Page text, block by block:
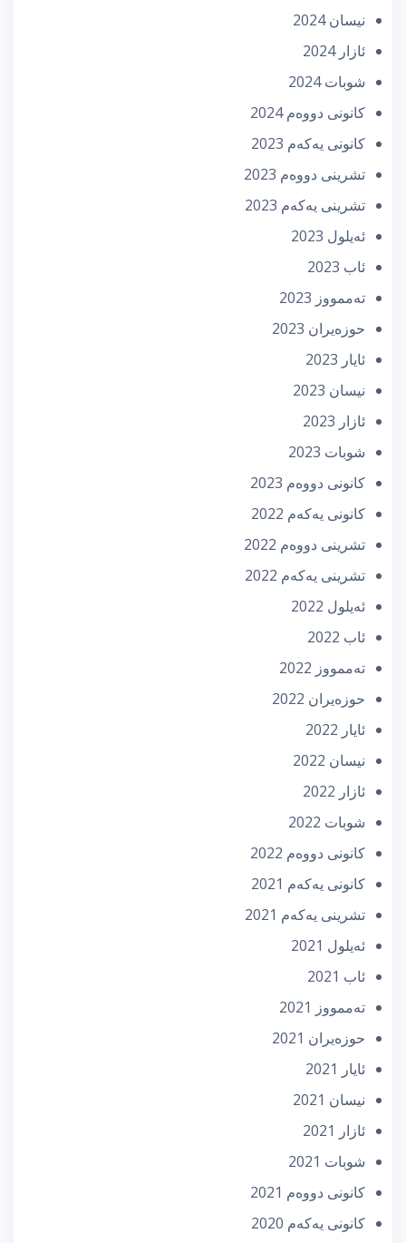
نیسان 2024
ئازار 2024
شوبات 2024
كانونی دووه‌م 2024
كانونی یه‌كه‌م 2023
تشرینی دووه‌م 2023
تشرینی یه‌كه‌م 2023
ئه‌یلول 2023
ئاب 2023
تەممووز 2023
حوزه‌یران 2023
ئایار 2023
نیسان 2023
ئازار 2023
شوبات 2023
كانونی دووه‌م 2023
كانونی یه‌كه‌م 2022
تشرینی دووه‌م 2022
تشرینی یه‌كه‌م 2022
ئه‌یلول 2022
ئاب 2022
تەممووز 2022
حوزه‌یران 2022
ئایار 2022
نیسان 2022
ئازار 2022
شوبات 2022
كانونی دووه‌م 2022
كانونی یه‌كه‌م 2021
تشرینی یه‌كه‌م 2021
ئه‌یلول 2021
ئاب 2021
تەممووز 2021
حوزه‌یران 2021
ئایار 2021
نیسان 2021
ئازار 2021
شوبات 2021
كانونی دووه‌م 2021
كانونی یه‌كه‌م 2020